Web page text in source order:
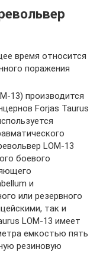
время относится
поражения
13) производится
Forjas Taurus
LOM-13
боевого
и
или резервного
так и
LOM-13 имеет
емкостью пять
резиновую